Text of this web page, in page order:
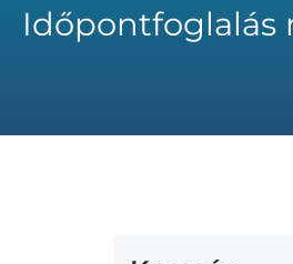
Időpontfoglalás